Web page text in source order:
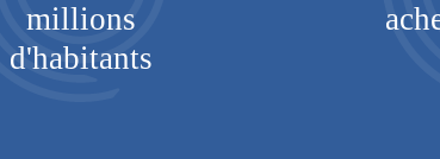
millions
d'habitants